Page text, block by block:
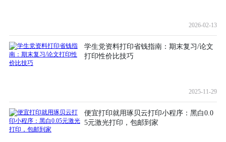
2026-02-13
学生党资料打印省钱指南：期末复习/论文
打印性价比技巧
2025-11-29
便宜打印就用琢贝云打印小程序：黑白0.0
5元激光打印，包邮到家